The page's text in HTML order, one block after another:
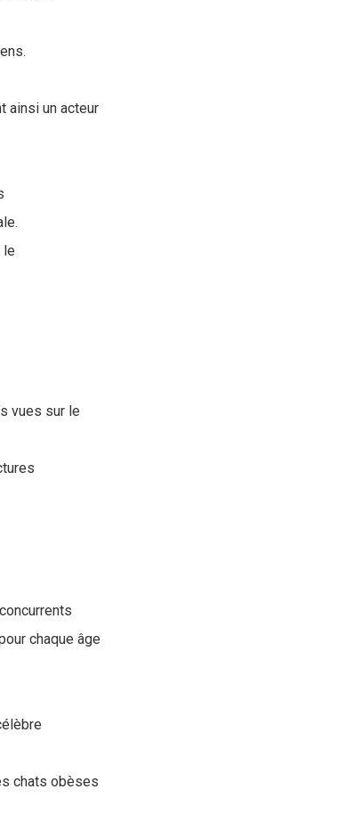
ainsi un acteur
le
vues sur le
chaque âge
chats obèses